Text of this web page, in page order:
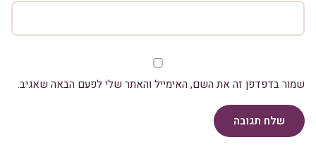
שמור בדפדפן זה את השם, האימייל והאתר שלי לפעם הבאה שאגיב.
שלח תגובה